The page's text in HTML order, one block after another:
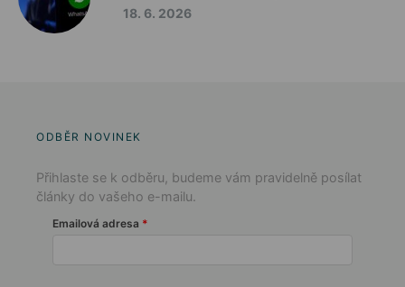
18. 6. 2026
ODBĚR NOVINEK
Přihlaste se k odběru, budeme vám pravidelně posílat
články do vašeho e-mailu.
Emailová adresa